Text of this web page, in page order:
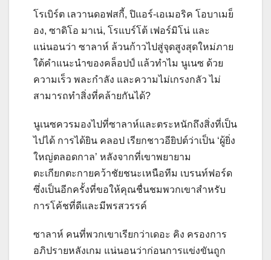
โรเบิร์ต เลวานดอฟสกี้, ปิแอร์-เอเมอริค โอบาเมย็
อง, ซาดิโอ มาเน่, โรแบร์โต้ เฟอร์มิโน่ และ
แน่นอนว่า ซาลาห์ ล้วนก้าวไปสู่จุดสูงสุดใหม่ภาย
ใต้คำแนะนำของคล็อปป์ แล้วทำไม นูเนซ ด้วย
ความเร็ว พละกำลัง และความไม่เกรงกลัว ไม่
สามารถทำสิ่งที่คล้ายกันได้?
นูเนซควรมองไปที่ซาลาห์และตระหนักถึงสิ่งที่เป็น
ไปได้ การได้ยิน คลอป เรียกชาวอียิปต์ว่าเป็น ‘ผู้ยิ่ง
ใหญ่ตลอดกาล’ หลังจากที่เขาพยายาม
ตะเกียกตะกายคว้าชัยชนะเหนือทีม เบรนท์ฟอร์ด
ซึ่งเป็นอีกครั้งที่ขอให้คุณชื่นชมพวกเขาสำหรับ
การโค้ชที่ดีและมีพรสวรรค์
ซาลาห์ คนที่พวกเขาเรียกว่าเดอะ คิง ครองการ
อภิปรายหลังเกม แน่นอนว่าก่อนการแข่งขันถูก